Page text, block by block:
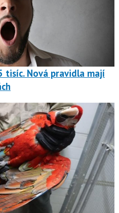
tisíc. Nová pravidla mají